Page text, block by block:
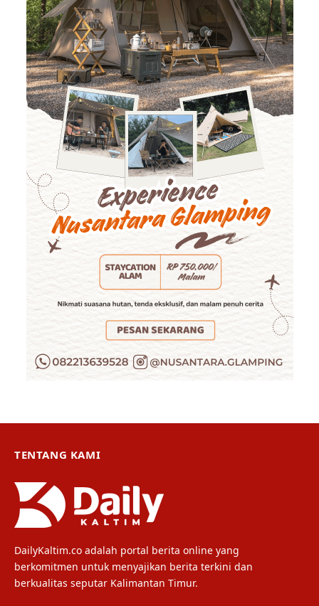
TENTANG KAMI
DailyKaltim.co adalah portal berita online yang
berkomitmen untuk menyajikan berita terkini dan
berkualitas seputar Kalimantan Timur.